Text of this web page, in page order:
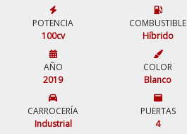
POTENCIA
100cv
COMBUSTIBLE
Híbrido
AÑO
2019
COLOR
Blanco
CARROCERÍA
Industrial
PUERTAS
4